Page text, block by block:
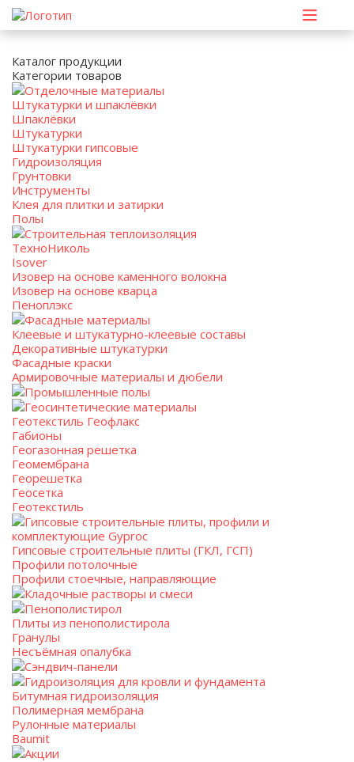
Каталог продукции
Категории товаров
Отделочные материалы
Штукатурки и шпаклёвки
Шпаклёвки
Штукатурки
Штукатурки гипсовые
Гидроизоляция
Грунтовки
Инструменты
Клея для плитки и затирки
Полы
Строительная теплоизоляция
ТехноНиколь
Isover
Изовер на основе каменного волокна
Изовер на основе кварца
Пеноплэкс
Фасадные материалы
Клеевые и штукатурно-клеевые составы
Декоративные штукатурки
Фасадные краски
Армировочные материалы и дюбели
Промышленные полы
Геосинтетические материалы
Геотекстиль Геофлакс
Габионы
Геогазонная решетка
Геомембрана
Георешетка
Геосетка
Геотекстиль
Гипсовые строительные плиты, профили и
комплектующие Gyproc
Гипсовые строительные плиты (ГКЛ, ГСП)
Профили потолочные
Профили стоечные, направляющие
Кладочные растворы и смеси
Пенополистирол
Плиты из пенополистирола
Гранулы
Несъёмная опалубка
Сэндвич-панели
Гидроизоляция для кровли и фундамента
Битумная гидроизоляция
Полимерная мембрана
Рулонные материалы
Baumit
Акции